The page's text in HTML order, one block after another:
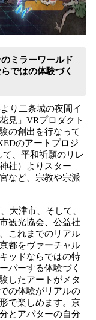
ミラーワールド
ではの体験づく
り二条城の夜間イ
見」VRプロダクト
の創出を行なって
のアートプロジ
て、平和祈願のリレ
社）よりスター
など、宗教や宗派
大津市、そして、
観光協会、公益社
これまでのリアル
都をヴァーチャル
ッドならではの特
バーする体験づく
したアートがメタ
の体験がリアルの
で楽しめます。京
とアバターの自分